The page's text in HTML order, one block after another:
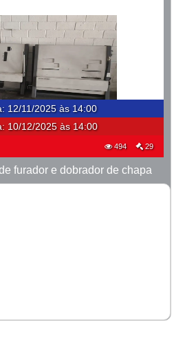
: 12/11/2025 às 14:00
10/12/2025 às 14:00
494 29
furador e dobrador de chapa